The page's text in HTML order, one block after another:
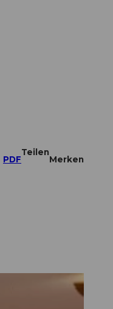
PDF
Teilen
Merken